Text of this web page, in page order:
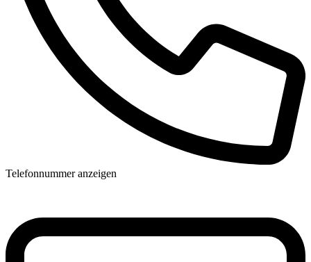
Telefonnummer anzeigen